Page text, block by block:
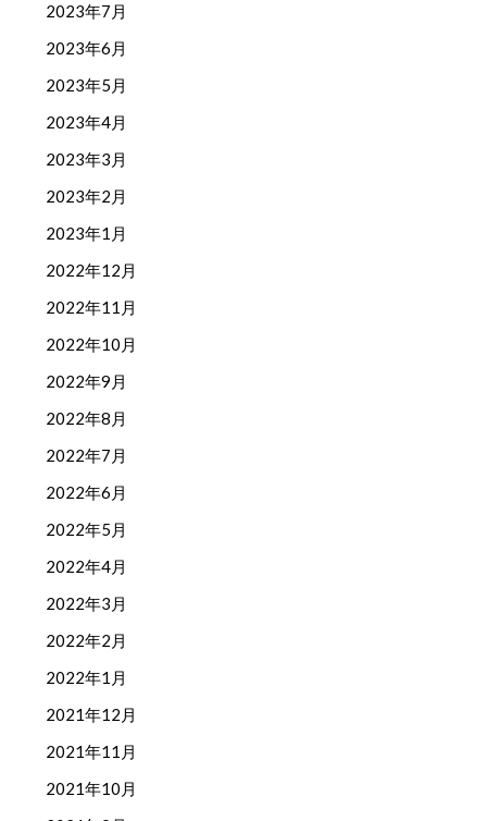
2023年7月
2023年6月
2023年5月
2023年4月
2023年3月
2023年2月
2023年1月
2022年12月
2022年11月
2022年10月
2022年9月
2022年8月
2022年7月
2022年6月
2022年5月
2022年4月
2022年3月
2022年2月
2022年1月
2021年12月
2021年11月
2021年10月